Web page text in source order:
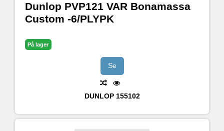
Dunlop PVP121 VAR Bonamassa
Custom -6/PLYPK
På lager
Se
DUNLOP 155102